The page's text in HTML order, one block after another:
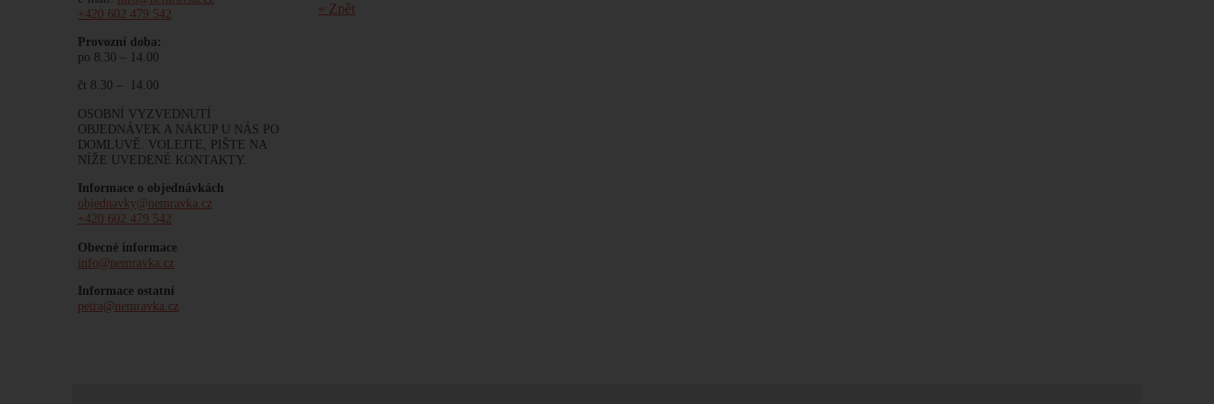
+420 602 479 542
Provozní doba:
po 8.30 – 14.00
čt 8.30 – 14.00
OSOBNÍ VYZVEDNUTÍ
OBJEDNÁVEK A NÁKUP U NÁS PO
DOMLUVĚ. VOLEJTE, PIŠTE NA
NÍŽE UVEDENÉ KONTAKTY.
Informace o objednávkách
objednavky@nemravka.cz
+420 602 479 542
Obecné informace
info@nemravka.cz
Informace ostatní
petra@nemravka.cz
« Zpět